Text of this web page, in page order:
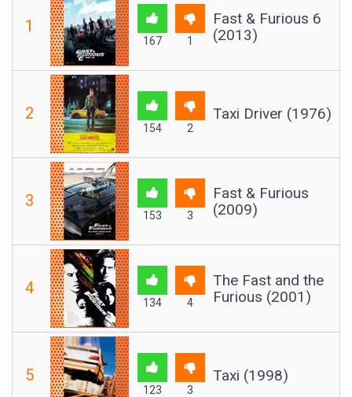
1
167 1
Fast & Furious 6
(2013)
2
154 2
Taxi Driver (1976)
3
153 3
Fast & Furious
(2009)
4
134 4
The Fast and the
Furious (2001)
5
123 3
Taxi (1998)